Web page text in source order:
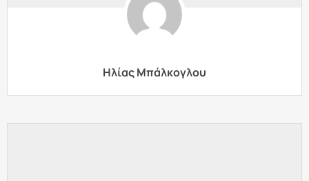
Ηλίας Μπάλκογλου